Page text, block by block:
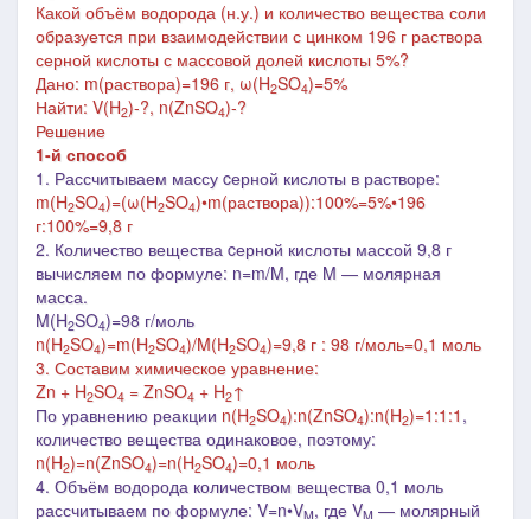
Какой объём водорода (н.у.) и количество вещества соли
образуется при взаимодействии с цинком 196 г раствора
серной кислоты с массовой долей кислоты 5%?
Дано: m(раствора)=196 г, ω(H2SO4)=5%
Найти: V(H2)-?, n(ZnSO4)-?
Решение
1-й способ
1. Рассчитываем массу cерной кислоты в растворе:
m(H2SO4)=(ω(H2SO4)•m(раствора)):100%=5%•196
г:100%=9,8 г
2. Количество вещества cерной кислоты массой 9,8 г
вычисляем по формуле: n=m/M, где M ― молярная
масса.
M(H2SO4)=98 г/моль
n(H2SO4)=m(H2SO4)/M(H2SO4)=9,8 г : 98 г/моль=0,1 моль
3. Составим химическое уравнение:
Zn + H2SO4 = ZnSO4 + H2↑
По уравнению реакции n(H2SO4):n(ZnSO4):n(H2)=1:1:1 ,
количество вещества одинаковое, поэтому:
n(H2)=n(ZnSO4)=n(H2SO4)=0,1 моль
4. Объём водорода количеством вещества 0,1 моль
рассчитываем по формуле: V=n•VM, где VM ― молярный